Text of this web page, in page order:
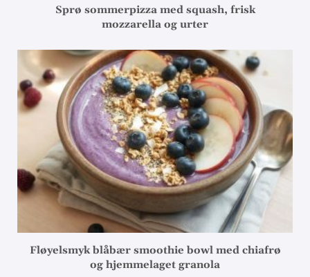
Sprø sommerpizza med squash, frisk
mozzarella og urter
Fløyelsmyk blåbær smoothie bowl med chiafrø
og hjemmelaget granola